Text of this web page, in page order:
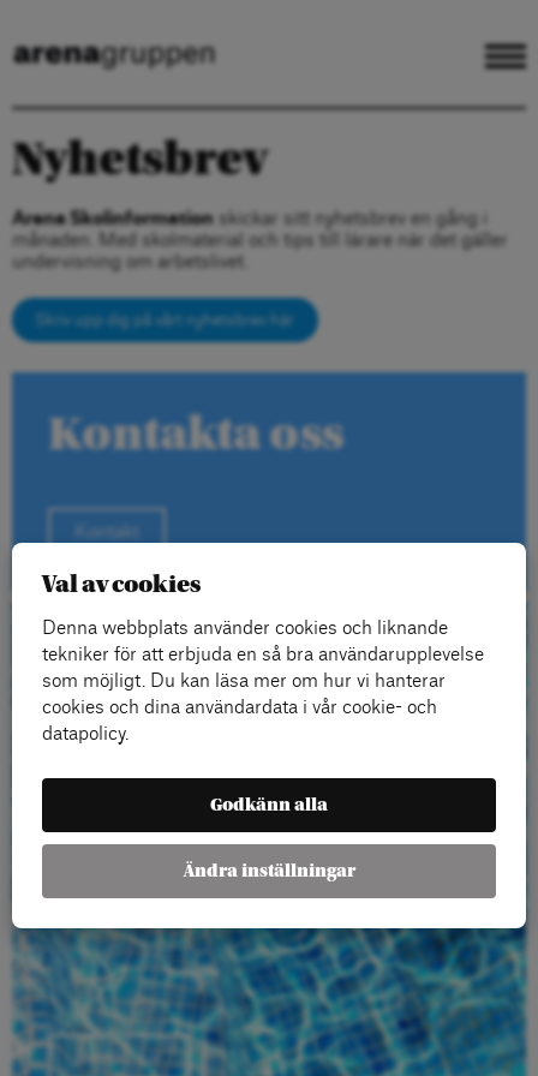
Nyhetsbrev
Arena Skolinformation skickar sitt nyhetsbrev en gång i
månaden. Med skolmaterial och tips till lärare när det gäller
undervisning om arbetslivet.
Skriv upp dig på vårt nyhetsbrev här
Kontakta oss
Beställ gratis
material
Beställ här
Val av cookies
Denna webbplats använder cookies och liknande
tekniker för att erbjuda en så bra användarupplevelse
som möjligt. Du kan läsa mer om hur vi hanterar
cookies och dina användardata i vår cookie- och
datapolicy.
Godkänn alla
Ändra inställningar